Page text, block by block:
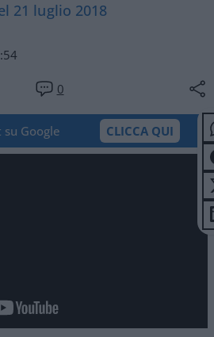
21 luglio 2018
0
Google CLICCA QUI